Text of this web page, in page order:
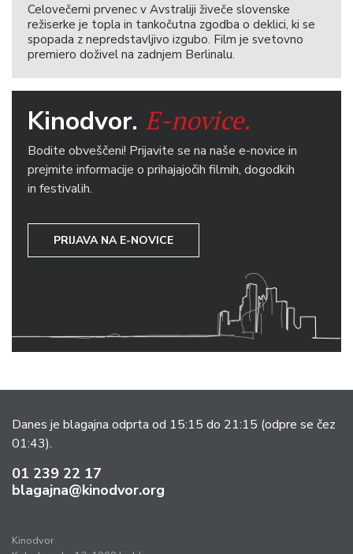
Celovečerni prvenec v Avstraliji živeče slovenske
režiserke je topla in tankočutna zgodba o deklici, ki se
spopada z nepredstavljivo izgubo. Film je svetovno
premiero doživel na zadnjem Berlinalu.
Kinodvor. E-novice.
Bodite obveščeni! Prijavite se na naše e-novice in
prejmite informacije o prihajajočih filmih, dogodkih
in festivalih.
PRIJAVA NA E-NOVICE
Danes je blagajna odprta od 15:15 do 21:15 (odpre se čez
01:43).
01 239 22 17
blagajna@kinodvor.org
Kinodvor